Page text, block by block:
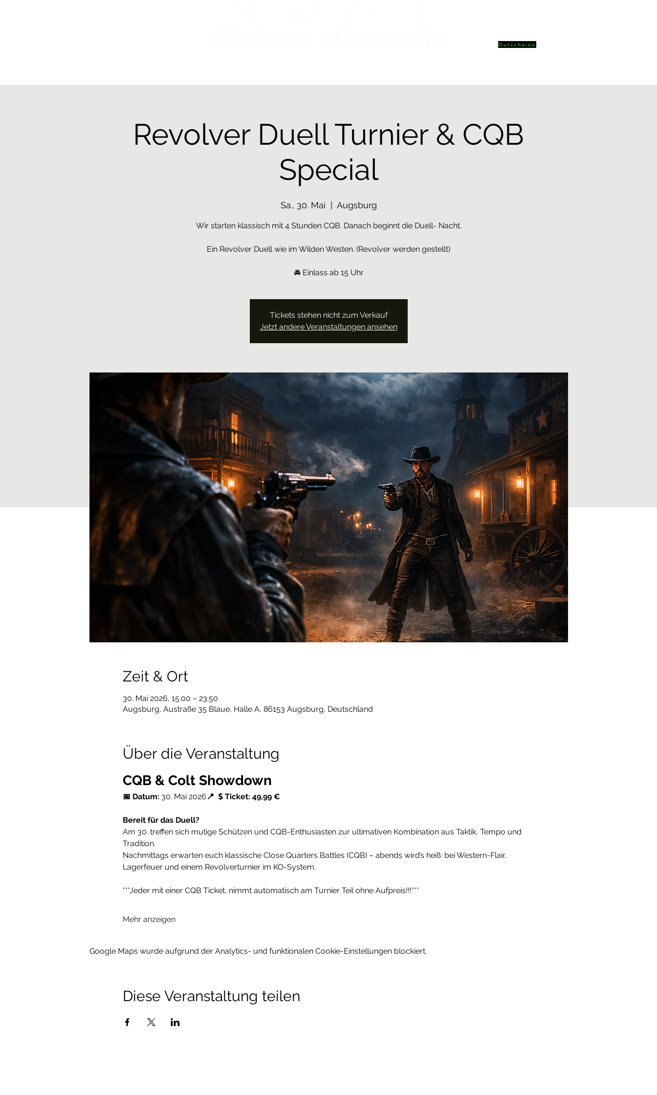
Gutscheine
Revolver Duell Turnier & CQB
Special
Sa., 30. Mai Augsburg
Wir starten klassisch mit 4 Stunden CQB. Danach beginnt die Duell- Nacht.
Ein Revolver Duell wie im Wilden Westen. (Revolver werden gestellt)
🚘 Einlass ab 15 Uhr
Tickets stehen nicht zum Verkauf
Jetzt andere Veranstaltungen ansehen
Zeit & Ort
30. Mai 2026, 15:00 – 23:50
Augsburg, Austraße 35 Blaue, Halle A, 86153 Augsburg, Deutschland
Über die Veranstaltung
CQB & Colt Showdown
📅 Datum: 30. Mai 2026 📍  $ Ticket: 49,99 €
Bereit für das Duell?
Am 30. treffen sich mutige Schützen und CQB-Enthusiasten zur ultimativen Kombination aus Taktik, Tempo und
Tradition.
Nachmittags erwarten euch klassische Close Quarters Battles (CQB) – abends wird’s heiß: bei Western-Flair,
Lagerfeuer und einem Revolverturnier im KO-System.
***Jeder mit einer CQB Ticket, nimmt automatisch am Turnier Teil ohne Aufpreis!!!***
Mehr anzeigen
Google Maps wurde aufgrund der Analytics- und funktionalen Cookie-Einstellungen blockiert.
Diese Veranstaltung teilen